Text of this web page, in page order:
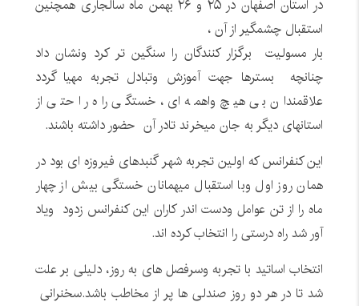
در استان اصفهان در ۲۵ و ۲۶ بهمن ماه سالجاری همچنین
استقبال چشمگیر از آن ،
بار مسولیت برگزار کنندگان را سنگین تر کرد ونشان داد
چنانچه بسترها جهت آموزش وتبادل تجربه مهیا گردد
علاقمندان بی هیچ واهمه ای، خستگی راه را حتی از
استانهای دیگر به جان میخرند تادر آن حضور داشته باشند.
این کنفرانس که اولین تجربه شهر گنبدهای فیروزه ای بود در
همان روز اول وبا استقبال میهمانان خستگی بیش از چهار
ماه را از تن عوامل ودست اندر کاران این کنفرانس زدود ویاد
آور شد راه درستی را انتخاب کرده اند.
انتخاب اساتید با تجربه وسرفصل های به روز، دلیلی بر علت
شد تا در هر دو روز صندلی ها پر از مخاطب باشد.سخنرانی